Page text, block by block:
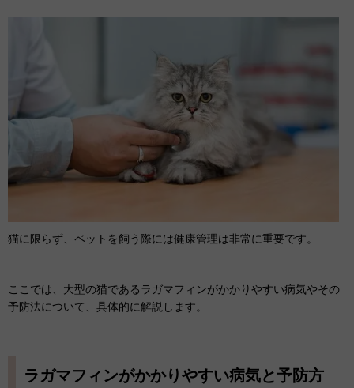
猫に限らず、ペットを飼う際には健康管理は非常に重要です。
ここでは、大型の猫であるラガマフィンがかかりやすい病気やその
予防法について、具体的に解説します。
ラガマフィンがかかりやすい病気と予防方